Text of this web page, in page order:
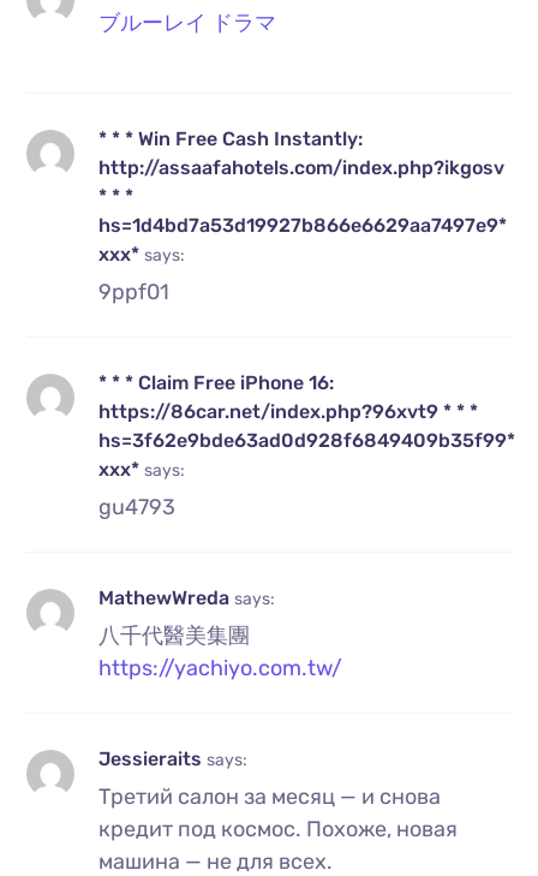
ブルーレイ ドラマ
* * * Win Free Cash Instantly:
http://assaafahotels.com/index.php?ikgosv
* * *
hs=1d4bd7a53d19927b866e6629aa7497e9*
ххх*says:
9ppf01
* * * Claim Free iPhone 16:
https://86car.net/index.php?96xvt9 * * *
hs=3f62e9bde63ad0d928f6849409b35f99*
ххх*says:
gu4793
MathewWredasays:
八千代醫美集團
https://yachiyo.com.tw/
Jessieraitssays:
Третий салон за месяц — и снова
кредит под космос. Похоже, новая
машина — не для всех.